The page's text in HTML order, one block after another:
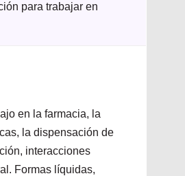
para trabajar en
en la farmacia, la
la dispensación de
interacciones
Formas líquidas,